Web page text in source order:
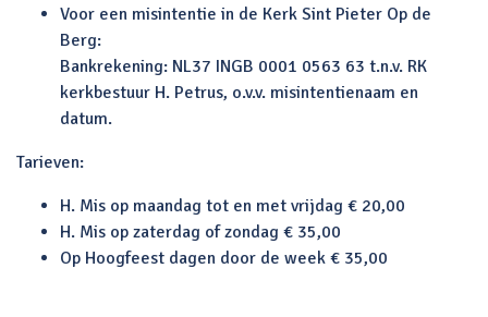
Voor een misintentie in de Kerk Sint Pieter Op de
Berg:
Bankrekening: NL37 INGB 0001 0563 63 t.n.v. RK
kerkbestuur H. Petrus, o.v.v. misintentienaam en
datum.
Tarieven:
H. Mis op maandag tot en met vrijdag € 20,00
H. Mis op zaterdag of zondag € 35,00
Op Hoogfeest dagen door de week € 35,00